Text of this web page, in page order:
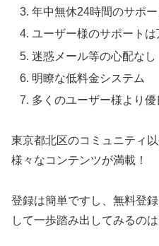
年中無休24時間のサポー
ユーザー様のサポートは
迷惑メール等の心配なし
明瞭な低料金システム
多くのユーザー様より
東京都北区のコミュニティ
様々なコンテンツが満載！
登録は簡単ですし、無料登
して一歩踏み出してみるのは